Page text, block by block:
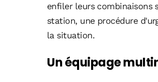
enfiler leurs combinaisons
station, une procédure
la situation.
Un équipage